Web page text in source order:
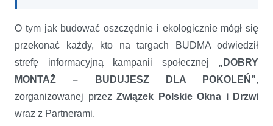
O tym jak budować oszczędnie i ekologicznie mógł się
przekonać każdy, kto na targach BUDMA odwiedził
strefę informacyjną kampanii społecznej „DOBRY
MONTAŻ – BUDUJESZ DLA POKOLEŃ”,
zorganizowanej przez Związek Polskie Okna i Drzwi
wraz z Partnerami.